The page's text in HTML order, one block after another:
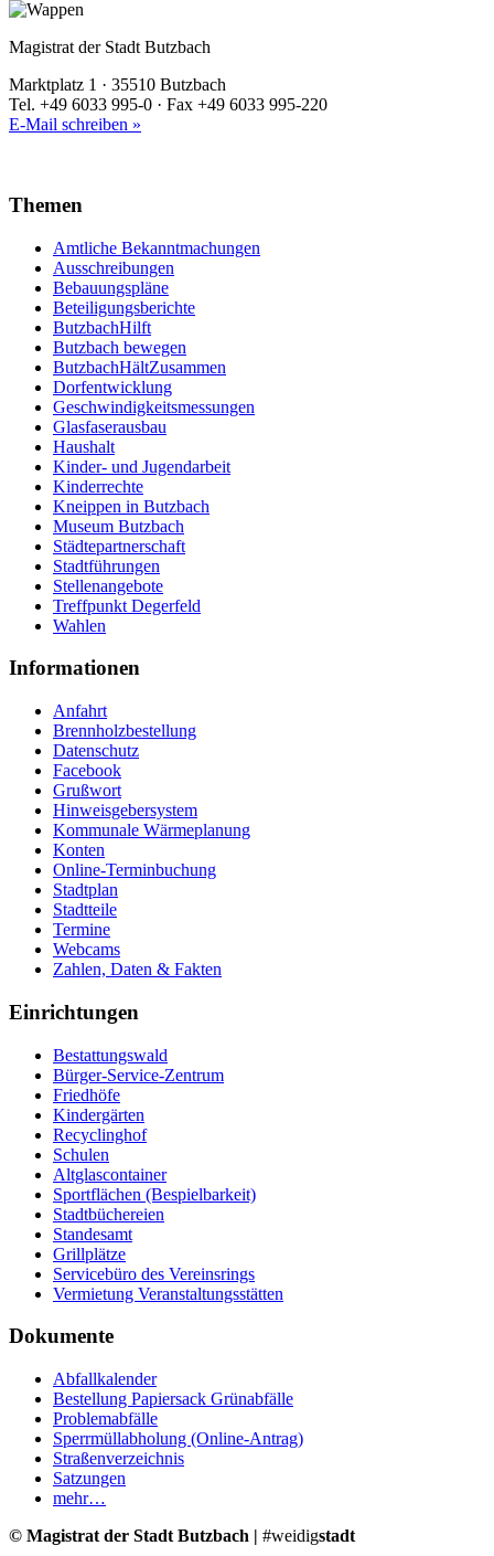
Magistrat der Stadt Butzbach
Marktplatz 1 · 35510 Butzbach
Tel. +49 6033 995-0 · Fax +49 6033 995-220
E-Mail schreiben »
Themen
Amtliche Bekanntmachungen
Ausschreibungen
Bebauungspläne
Beteiligungsberichte
ButzbachHilft
Butzbach bewegen
ButzbachHältZusammen
Dorfentwicklung
Geschwindigkeitsmessungen
Glasfaserausbau
Haushalt
Kinder- und Jugendarbeit
Kinderrechte
Kneippen in Butzbach
Museum Butzbach
Städtepartnerschaft
Stadtführungen
Stellenangebote
Treffpunkt Degerfeld
Wahlen
Informationen
Anfahrt
Brennholzbestellung
Datenschutz
Facebook
Grußwort
Hinweisgebersystem
Kommunale Wärmeplanung
Konten
Online-Terminbuchung
Stadtplan
Stadtteile
Termine
Webcams
Zahlen, Daten & Fakten
Einrichtungen
Bestattungswald
Bürger-Service-Zentrum
Friedhöfe
Kindergärten
Recyclinghof
Schulen
Altglascontainer
Sportflächen (Bespielbarkeit)
Stadtbüchereien
Standesamt
Grillplätze
Servicebüro des Vereinsrings
Vermietung Veranstaltungsstätten
Dokumente
Abfallkalender
Bestellung Papiersack Grünabfälle
Problemabfälle
Sperrmüllabholung (Online-Antrag)
Straßenverzeichnis
Satzungen
mehr…
© Magistrat der Stadt Butzbach | #weidigstadt